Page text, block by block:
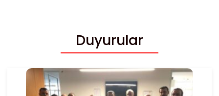
Duyurular